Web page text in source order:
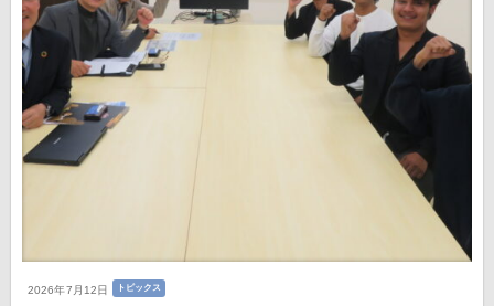
2026年7月12日 トピックス